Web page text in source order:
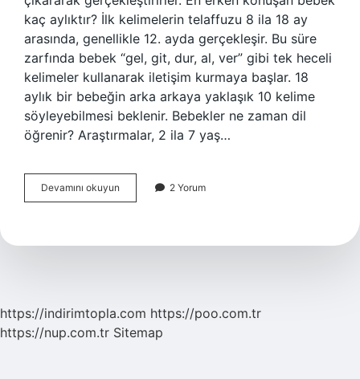
kaç aylıktır? İlk kelimelerin telaffuzu 8 ila 18 ay
arasında, genellikle 12. ayda gerçekleşir. Bu süre
zarfında bebek “gel, git, dur, al, ver” gibi tek heceli
kelimeler kullanarak iletişim kurmaya başlar. 18
aylık bir bebeğin arka arkaya yaklaşık 10 kelime
söyleyebilmesi beklenir. Bebekler ne zaman dil
öğrenir? Araştırmalar, 2 ila 7 yaş…
Devamını okuyun
Dili
Çıkar
2 Yorum
https://indirimtopla.com https://poo.com.tr
https://nup.com.tr Sitemap